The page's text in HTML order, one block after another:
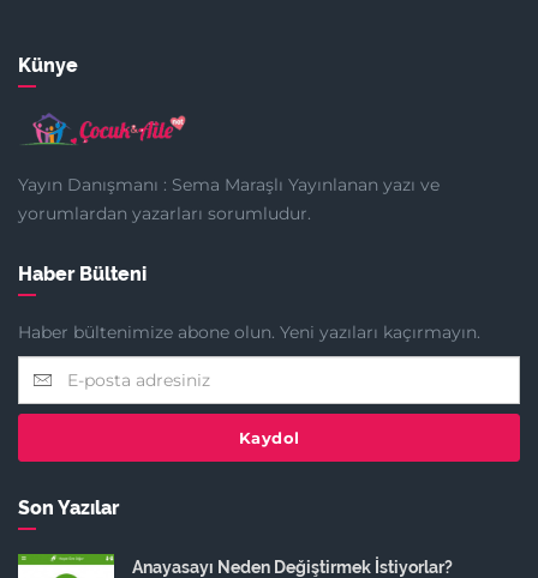
Künye
Yayın Danışmanı : Sema Maraşlı Yayınlanan yazı ve
yorumlardan yazarları sorumludur.
Haber Bülteni
Haber bültenimize abone olun. Yeni yazıları kaçırmayın.
Kaydol
Son Yazılar
Anayasayı Neden Değiştirmek İstiyorlar?